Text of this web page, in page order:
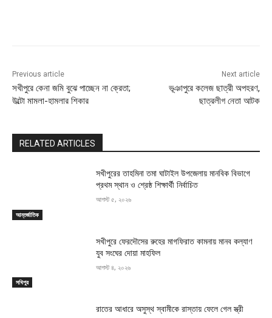
Previous article
সখীপুরে কেনা জমি বুঝে পাচ্ছেন না ক্রেতা;
উল্টো মামলা-হামলার শিকার
Next article
ভূঞাপুরে কলেজ ছাত্রী অপহরণ,
ছাত্রলীগ নেতা আটক
RELATED ARTICLES
আন্তর্জাতিক
সখীপুরের তাহমিনা তমা ঘাটাইল উপজেলায় মানবিক বিভাগে
প্রথম স্থান ও শ্রেষ্ঠ শিক্ষার্থী নির্বাচিত
আগস্ট ৫, ২০২৬
সখিপুর
সখীপুরে ফেরদৌসের রুহের মাগফিরাত কামনায় মানব কল্যাণ
যুব সংঘের দোয়া মাহফিল
আগস্ট ৪, ২০২৬
রাতের আধারে অসুস্থ স্বামীকে রাস্তায় ফেলে গেল স্ত্রী